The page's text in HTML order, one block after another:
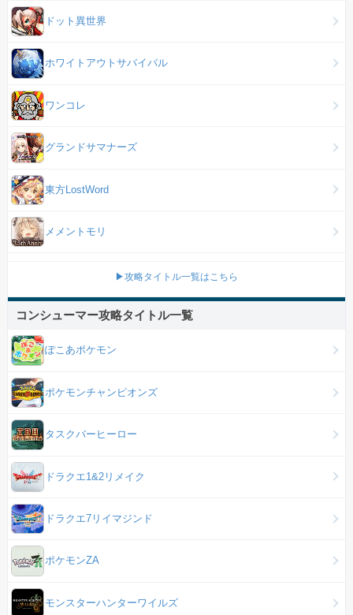
ドット異世界
ホワイトアウトサバイバル
ワンコレ
グランドサマナーズ
東方LostWord
メメントモリ
▶攻略タイトル一覧はこちら
コンシューマー攻略タイトル一覧
ぽこあポケモン
ポケモンチャンピオンズ
タスクバーヒーロー
ドラクエ1&2リメイク
ドラクエ7リイマジンド
ポケモンZA
モンスターハンターワイルズ